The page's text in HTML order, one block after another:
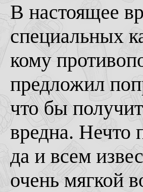
В настоящее
специальных
кому
предложил
что бы
вредна. Нечто
да и всем
очень мягкой